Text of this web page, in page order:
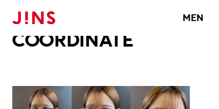
MEN
メガネのJINS TOP
COORDINATE